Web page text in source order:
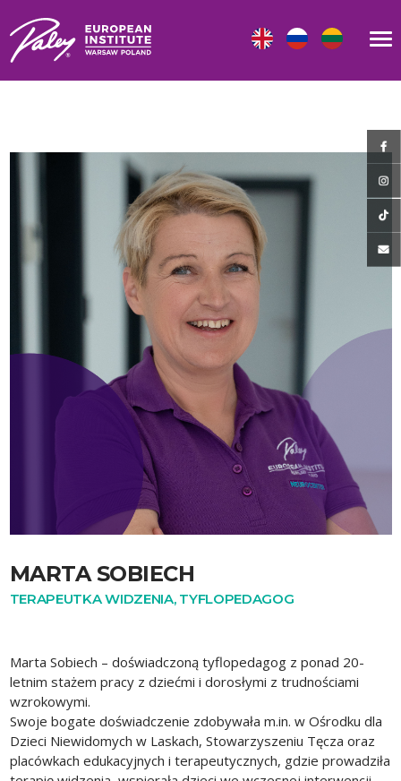
MARTA SOBIECH
TERAPEUTKA WIDZENIA, TYFLOPEDAGOG
Marta Sobiech – doświadczoną tyflopedagog z ponad 20-
letnim stażem pracy z dziećmi i dorosłymi z trudnościami
wzrokowymi.
Swoje bogate doświadczenie zdobywała m.in. w Ośrodku dla
Dzieci Niewidomych w Laskach, Stowarzyszeniu Tęcza oraz
placówkach edukacyjnych i terapeutycznych, gdzie prowadziła